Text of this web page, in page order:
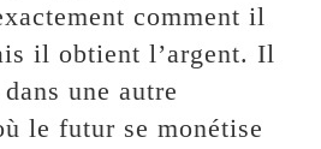
comment il
il obtient l’argent. Il
une autre
le futur se monétise